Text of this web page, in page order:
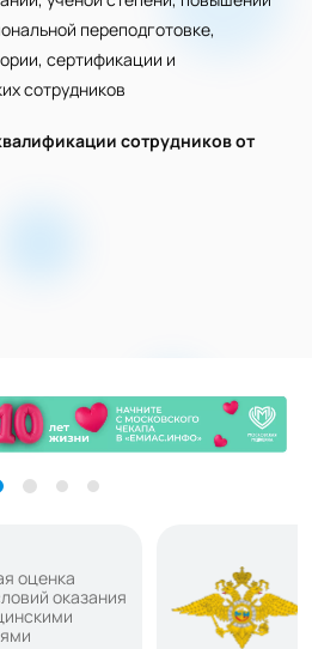
переподготовке,
сертификации и
сотрудников
сотрудников от
оценка
оказания